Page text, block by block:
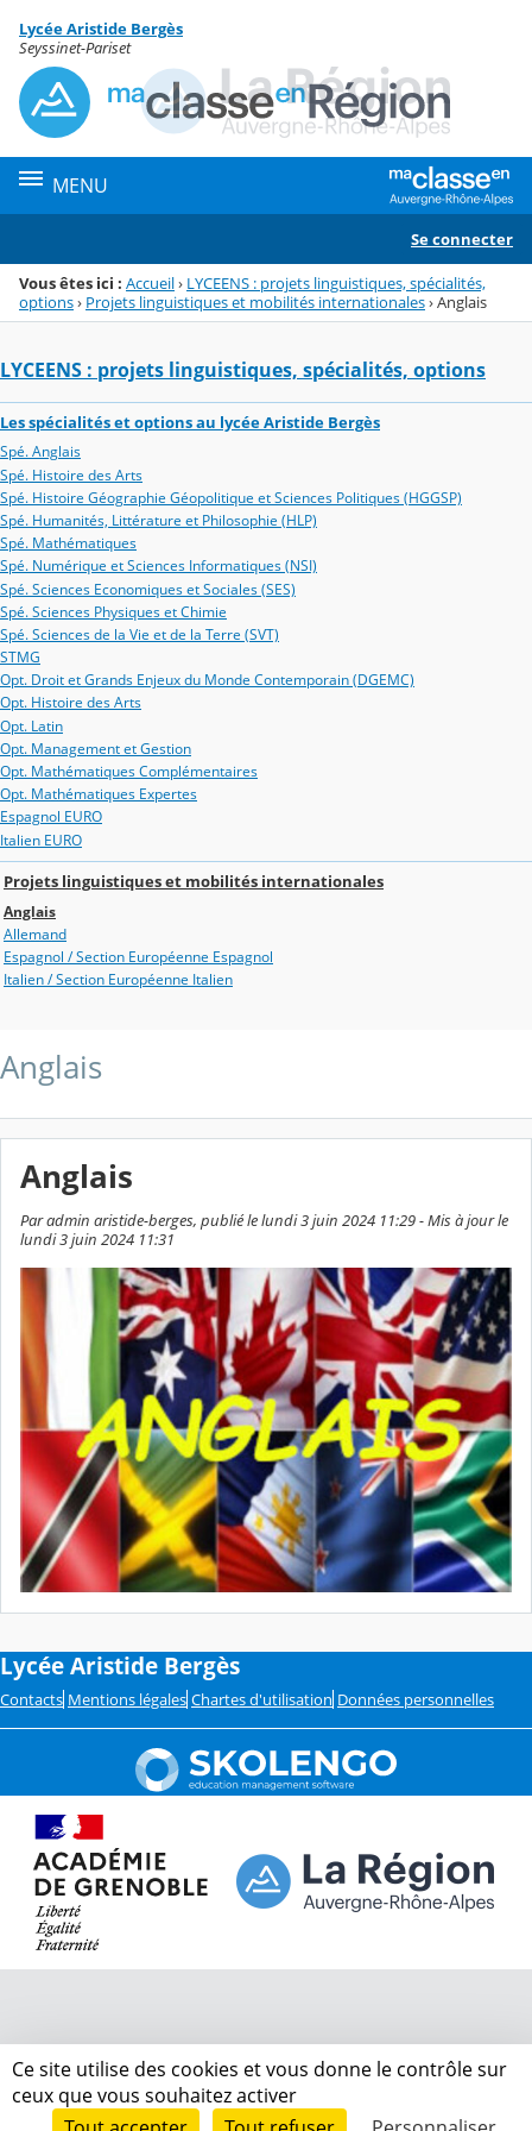
Menu de la rubrique
Contenu
Lycée Aristide Bergès
Seyssinet-Pariset
MENU
Se connecter
Vous êtes ici : Accueil› LYCEENS : projets linguistiques, spécialités,
options› Projets linguistiques et mobilités internationales›Anglais
LYCEENS : projets linguistiques, spécialités, options
Les spécialités et options au lycée Aristide Bergès
Spé. Anglais
Spé. Histoire des Arts
Spé. Histoire Géographie Géopolitique et Sciences Politiques (HGGSP)
Spé. Humanités, Littérature et Philosophie (HLP)
Spé. Mathématiques
Spé. Numérique et Sciences Informatiques (NSI)
Spé. Sciences Economiques et Sociales (SES)
Spé. Sciences Physiques et Chimie
Spé. Sciences de la Vie et de la Terre (SVT)
STMG
Opt. Droit et Grands Enjeux du Monde Contemporain (DGEMC)
Opt. Histoire des Arts
Opt. Latin
Opt. Management et Gestion
Opt. Mathématiques Complémentaires
Opt. Mathématiques Expertes
Espagnol EURO
Italien EURO
Projets linguistiques et mobilités internationales
Anglais
Allemand
Espagnol / Section Européenne Espagnol
Italien / Section Européenne Italien
Anglais
Anglais
Par admin aristide-berges, publié le lundi 3 juin 2024 11:29 - Mis à jour le
lundi 3 juin 2024 11:31
Lycée Aristide Bergès
Contacts Mentions légales Chartes d'utilisation Données personnelles
Ce site utilise des cookies et vous donne le contrôle sur
ceux que vous souhaitez activer